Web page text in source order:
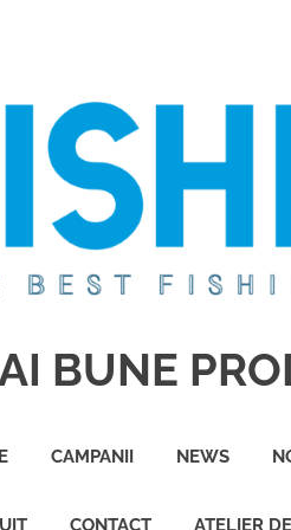
BUNE
CAMPANII NEWS
CONTACT ATELIER